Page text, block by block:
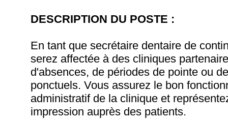
DESCRIPTION DU POSTE :
En tant que secrétaire dentaire de
serez affectée à des cliniques
d'absences, de périodes de pointe ou
ponctuels. Vous assurez le bon
administratif de la clinique et
impression auprès des patients.